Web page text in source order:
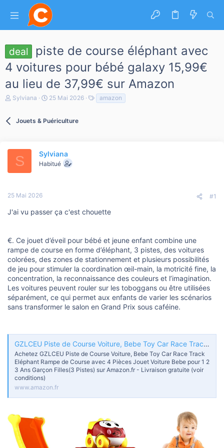
deal
piste de course éléphant avec
4 voitures pour bébé galaxy 15,99€
au lieu de 37,99€ sur Amazon
A
s
u
s
o
n
Sylviana
D
e
é
b
25 Mai 2026
a
amazon
Jouets & Puériculture
S Sylviana
Habitué
25 Mai 2026 #1
J'ai vu passer ça c'est chouette
€. Ce jouet d’éveil pour bébé et jeune enfant combine une
rampe de course en forme d’éléphant, 3 pistes, des voitures
colorées, des zones de stationnement et plusieurs possibilités
de jeu pour stimuler la coordination œil-main, la motricité fine, la
concentration, la reconnaissance des couleurs et l’imagination.
Les voitures peuvent rouler sur les toboggans ou être utilisées
séparément, ce qui permet aux enfants de varier les scénarios
sans transformer le salon en Grand Prix sous caféine.
GZLCEU Piste de Course Voiture, Bebe Toy Car Race Track Eléphant Rampe de Course avec 4 Pièces Jouet Voiture Bebe pour 1 2 3 Ans Garçon Filles(3 Pistes) : Amazon.fr: Jeux et Jouets
Achetez GZLCEU Piste de Course Voiture, Bebe Toy Car Race Track
Eléphant Rampe de Course avec 4 Pièces Jouet Voiture Bebe pour 1 2
3 Ans Garçon Filles(3 Pistes) sur Amazon.fr - Livraison gratuite (voir
conditions)
www.amazon.fr